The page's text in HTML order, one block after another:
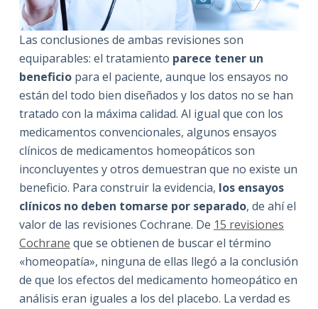
Las conclusiones de ambas revisiones son
equiparables: el tratamiento parece tener un
beneficiopara el paciente, aunque los ensayos no
están del todo bien diseñados y los datos no se han
tratado con la máxima calidad. Al igual que con los
medicamentos convencionales, algunos ensayos
clínicos de medicamentos homeopáticos son
inconcluyentes y otros demuestran que no existe un
beneficio. Para construir la evidencia, los ensayos
clínicos no deben tomarse por separado, de ahí el
valor de las revisiones Cochrane. De 15 revisiones
Cochrane que se obtienen de buscar el término
«homeopatía», ninguna de ellas llegó a la conclusión
de que los efectos del medicamento homeopático en
análisis eran iguales a los del placebo. La verdad es